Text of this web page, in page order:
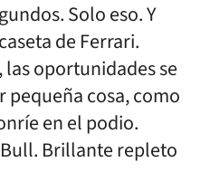
Solo eso. Y
de Ferrari.
las oportunidades se
cosa, como
en el podio.
Brillante repleto